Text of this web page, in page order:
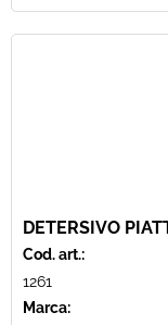
DETERSIVO
Cod. art.:
1261
Marca: